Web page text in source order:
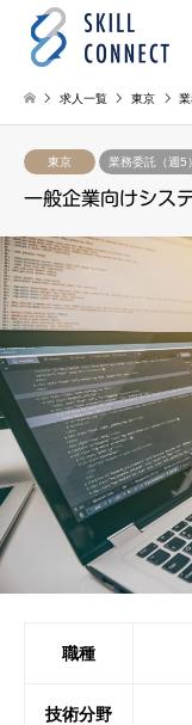
求人一覧 東京 業
東京 業務委託（週5）
一般企業向けシス
職種
技術分野